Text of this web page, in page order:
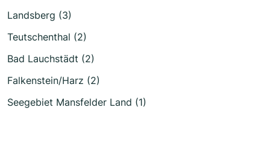
Landsberg (3)
Teutschenthal (2)
Bad Lauchstädt (2)
Falkenstein/Harz (2)
Seegebiet Mansfelder Land (1)